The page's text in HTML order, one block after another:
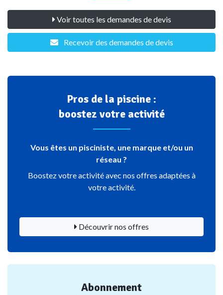
Voir toutes les demandes de devis
Recevoir des demandes de devis
Pros de la piscine :
boostez votre activité
Vous êtes un pisciniste, une marque et/ou un
réseau ?
Boostez votre activité avec nos offres adaptées à
votre activité.
Découvrir nos offres
Abonnement